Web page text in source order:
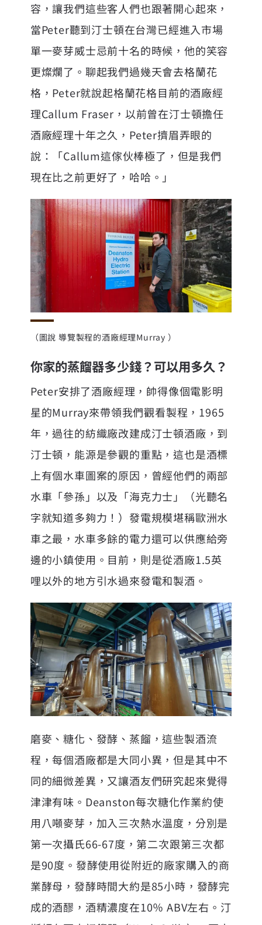
容，讓我們這些客人們也跟著開心起來，
當Peter聽到汀士頓在台灣已經進入市場
單一麥芽威士忌前十名的時候，他的笑容
更燦爛了。聊起我們過幾天會去格蘭花
格，Peter就說起格蘭花格目前的酒廠經
理Callum Fraser，以前曾在汀士頓擔任
酒廠經理十年之久，Peter擠眉弄眼的
說：「Callum這傢伙棒極了，但是我們
現在比之前更好了，哈哈。」
（圖說 導覽製程的酒廠經理Murray ）
你家的蒸餾器多少錢？可以用多久？
Peter安排了酒廠經理，帥得像個電影明
星的Murray來帶領我們觀看製程，1965
年，過往的紡織廠改建成汀士頓酒廠，到
汀士頓，能源是參觀的重點，這也是酒標
上有個水車圖案的原因，曾經他們的兩部
水車「參孫」以及「海克力士」（光聽名
字就知道多夠力！）發電規模堪稱歐洲水
車之最，水車多餘的電力還可以供應給旁
邊的小鎮使用。目前，則是從酒廠1.5英
哩以外的地方引水過來發電和製酒。
磨麥、糖化、發酵、蒸餾，這些製酒流
程，每個酒廠都是大同小異，但是其中不
同的細微差異，又讓酒友們研究起來覺得
津津有味。Deanston每次糖化作業約使
用八噸麥芽，加入三次熱水溫度，分別是
第一次攝氏66-67度，第二次跟第三次都
是90度。發酵使用從附近的廠家購入的商
業酵母，發酵時間大約是85小時，發酵完
成的酒醪，酒精濃度在10％ ABV左右。汀